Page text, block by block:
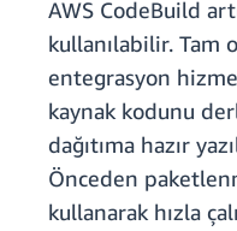
AWS CodeBuild
kullanılabilir. Tam
entegrasyon
kaynak kodunu
dağıtıma hazır
Önceden
kullanarak hızla